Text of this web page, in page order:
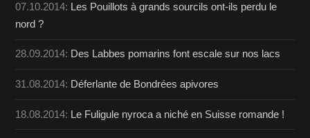
07.10.2014: Les Pouillots à grands sourcils ont-ils perdu le
nord ?
28.09.2014: Des Labbes pomarins font escale sur nos lacs
31.08.2014: Déferlante de Bondrées apivores
18.08.2014: Le Fuligule nyroca a niché en Suisse romande !